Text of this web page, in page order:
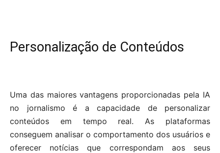
Personalização de Conteúdos
Uma das maiores vantagens proporcionadas pela IA
no jornalismo é a capacidade de personalizar
conteúdos em tempo real. As plataformas
conseguem analisar o comportamento dos usuários e
oferecer notícias que correspondam aos seus